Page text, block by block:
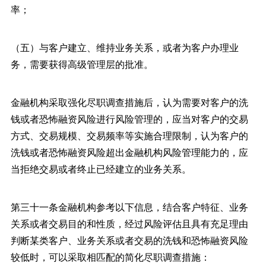
率；
（五）与客户建立、维持业务关系，或者为客户办理业
务，需要获得高级管理层的批准。
金融机构采取强化尽职调查措施后，认为需要对客户的洗
钱或者恐怖融资风险进行风险管理的，应当对客户的交易
方式、交易规模、交易频率等实施合理限制，认为客户的
洗钱或者恐怖融资风险超出金融机构风险管理能力的，应
当拒绝交易或者终止已经建立的业务关系。
第三十一条金融机构参考以下信息，结合客户特征、业务
关系或者交易目的和性质，经过风险评估且具有充足理由
判断某类客户、业务关系或者交易的洗钱和恐怖融资风险
较低时，可以采取相匹配的简化尽职调查措施：